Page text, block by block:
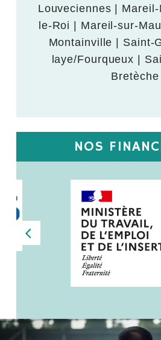
Louveciennes |
le-Roi | Mareil-sur-
Montainville | Saint-
laye/Fourqueux |
Bretèche
NOS